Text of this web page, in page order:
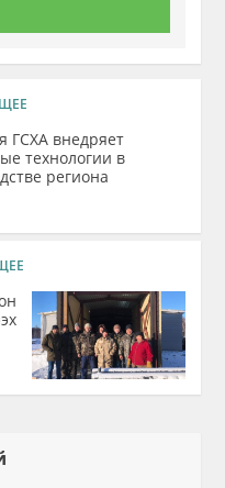
ГСХА внедряет
технологии в
региона